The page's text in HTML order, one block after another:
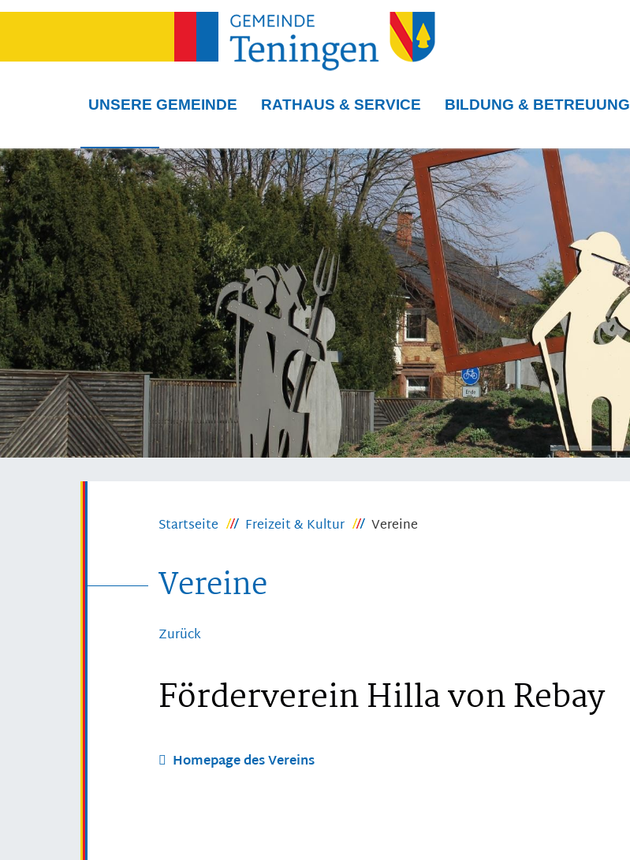
UNSERE GEMEINDE RATHAUS & SERVICE BILDUNG & BETREUUNG
Startseite Freizeit & Kultur Vereine
Vereine
Zurück
Förderverein Hilla von Rebay
Homepage des Vereins